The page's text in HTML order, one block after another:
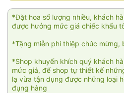
*Đặt hoa số lượng nhiều, khách
được hưởng mức giá chiếc khấu
*Tặng miễn phí thiệp chúc mừng,
*Shop khuyến khích quý khách
mức giá, để shop tự thiết kế
lạ vừa tận dụng được những loại
đụng hàng